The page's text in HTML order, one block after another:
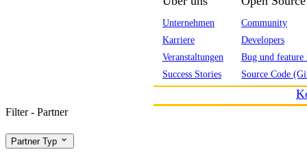
Unternehmen
Karriere
Veranstaltungen
Success Stories
Community
Developers
Bug und feature
Source Code
Filter - Partner
Partner Typ